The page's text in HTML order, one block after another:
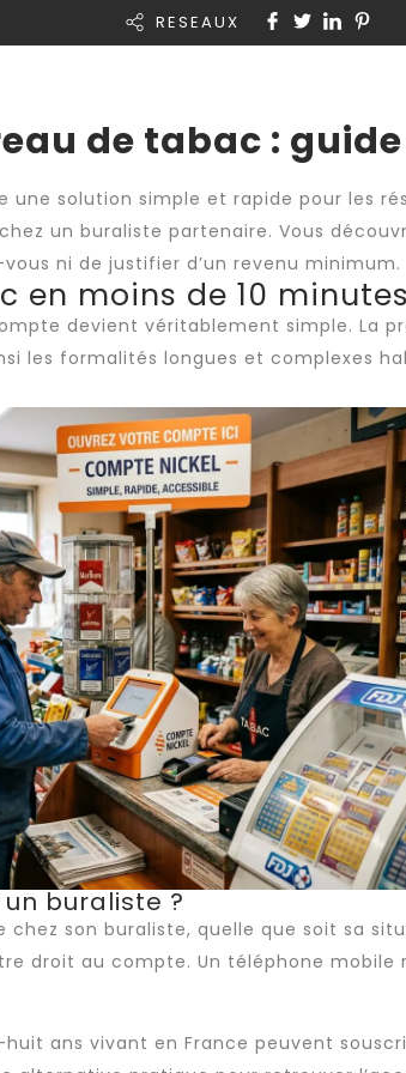
RESEAUX
de tabac :
solution simple et rapide pour les
un buraliste partenaire. Vous
ni de justifier d’un revenu minimum.
en moins de 10 minutes
devient véritablement simple. La
les formalités longues et complexes
buraliste ?
son buraliste, quelle que soit sa
droit au compte. Un téléphone mobile
huit ans vivant en France peuvent